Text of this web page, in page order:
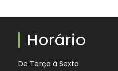
Horário
De Terça à Sexta